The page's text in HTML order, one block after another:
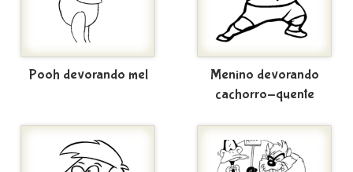
Pooh devorando mel
Menino devorando
cachorro-quente